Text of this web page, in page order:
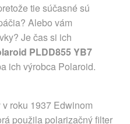
tie súčasné sú
Alebo vám
Je čas si ich
PLDD855 YB7
ich výrobca Polaroid.
roku 1937 Edwinom
použila polarizačný filter